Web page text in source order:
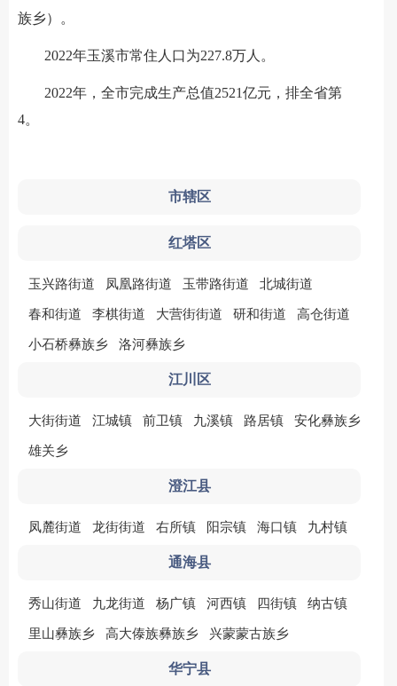
族乡）。
2022年玉溪市常住人口为227.8万人。
2022年，全市完成生产总值2521亿元，排全省第
4。
市辖区
红塔区
玉兴路街道 凤凰路街道 玉带路街道 北城街道
春和街道 李棋街道 大营街街道 研和街道 高仓街道
小石桥彝族乡 洛河彝族乡
江川区
大街街道 江城镇 前卫镇 九溪镇 路居镇 安化彝族乡
雄关乡
澄江县
凤麓街道 龙街街道 右所镇 阳宗镇 海口镇 九村镇
通海县
秀山街道 九龙街道 杨广镇 河西镇 四街镇 纳古镇
里山彝族乡 高大傣族彝族乡 兴蒙蒙古族乡
华宁县